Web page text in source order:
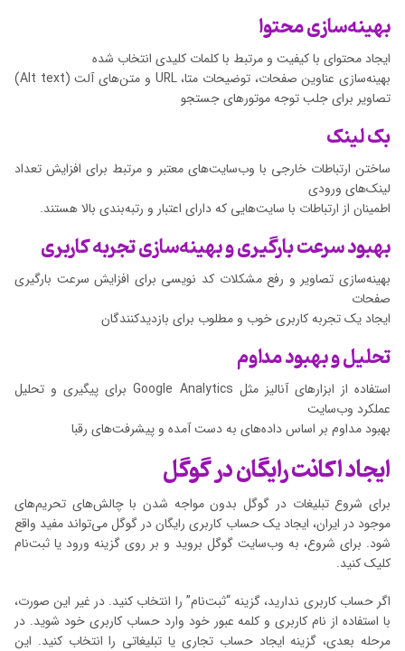
بهینه‌سازی محتوا
ایجاد محتوای با کیفیت و مرتبط با کلمات کلیدی انتخاب شده
بهینه‌سازی عناوین صفحات، توضیحات متا، URL و متن‌های آلت (Alt text)
تصاویر برای جلب توجه موتورهای جستجو
بک لینک
ساختن ارتباطات خارجی با وب‌سایت‌های معتبر و مرتبط برای افزایش تعداد
لینک‌های ورودی
اطمینان از ارتباطات با سایت‌هایی که دارای اعتبار و رتبه‌بندی بالا هستند.
بهبود سرعت بارگیری و بهینه‌سازی تجربه کاربری
بهینه‌سازی تصاویر و رفع مشکلات کد نویسی برای افزایش سرعت بارگیری
صفحات
ایجاد یک تجربه کاربری خوب و مطلوب برای بازدیدکنندگان
تحلیل و بهبود مداوم
استفاده از ابزارهای آنالیز مثل Google Analytics برای پیگیری و تحلیل
عملکرد وب‌سایت
بهبود مداوم بر اساس داده‌های به دست آمده و پیشرفت‌های رقبا
ایجاد اکانت رایگان در گوگل
برای شروع تبلیغات در گوگل بدون مواجه شدن با چالش‌های تحریم‌های
موجود در ایران، ایجاد یک حساب کاربری رایگان در گوگل می‌تواند مفید واقع
شود. برای شروع، به وب‌سایت گوگل بروید و بر روی گزینه ورود یا ثبت‌نام
کلیک کنید.
اگر حساب کاربری ندارید، گزینه “ثبت‌نام” را انتخاب کنید. در غیر این صورت،
با استفاده از نام کاربری و کلمه عبور خود وارد حساب کاربری خود شوید. در
مرحله بعدی، گزینه ایجاد حساب تجاری یا تبلیغاتی را انتخاب کنید. این